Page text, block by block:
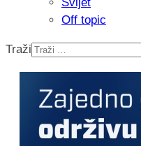
Recenzija:
nikada prije
Off topic
Traži